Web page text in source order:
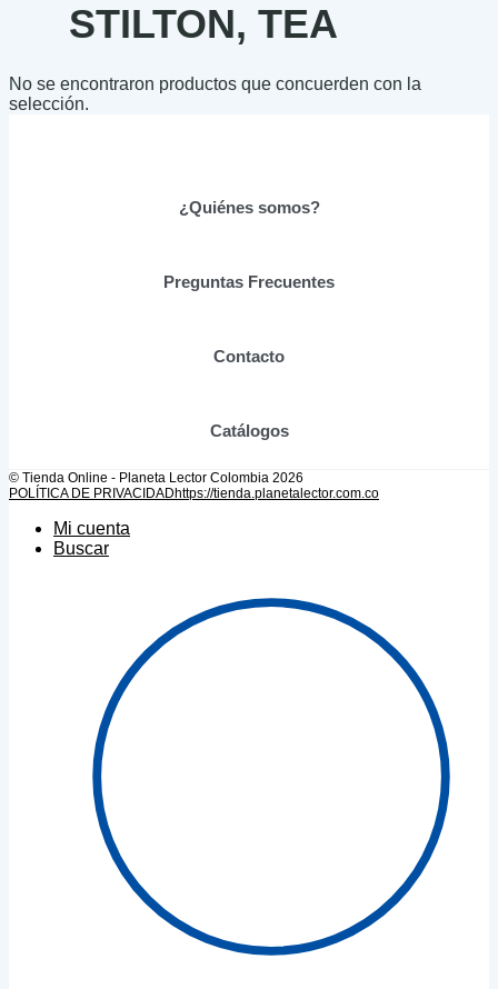
STILTON, TEA
No se encontraron productos que concuerden con la
selección.
¿Quiénes somos?
Preguntas Frecuentes
Contacto
Catálogos
© Tienda Online - Planeta Lector Colombia 2026
POLÍTICA DE PRIVACIDADhttps://tienda.planetalector.com.co
Mi cuenta
Buscar